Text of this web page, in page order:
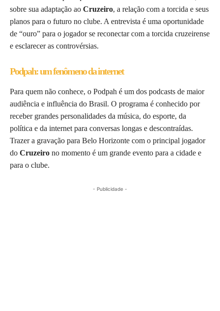
sobre sua adaptação ao Cruzeiro, a relação com a torcida e seus
planos para o futuro no clube. A entrevista é uma oportunidade
de “ouro” para o jogador se reconectar com a torcida cruzeirense
e esclarecer as controvérsias.
Podpah: um fenômeno da internet
Para quem não conhece, o Podpah é um dos podcasts de maior
audiência e influência do Brasil. O programa é conhecido por
receber grandes personalidades da música, do esporte, da
política e da internet para conversas longas e descontraídas.
Trazer a gravação para Belo Horizonte com o principal jogador
do Cruzeiro no momento é um grande evento para a cidade e
para o clube.
- Publicidade -